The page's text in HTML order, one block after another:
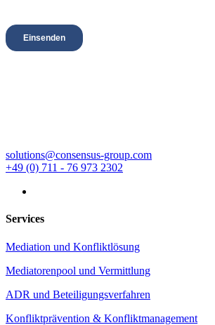
solutions@consensus-group.com
+49 (0) 711 - 76 973 2302
Services
Mediation und Konfliktlösung
Mediatorenpool und Vermittlung
ADR und Beteiligungsverfahren
Konfliktprävention & Konfliktmanagement